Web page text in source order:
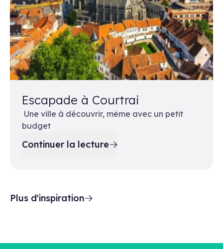
Escapade à Courtrai
Une ville à découvrir, même avec un petit
budget
Continuer la lecture
Plus d'inspiration